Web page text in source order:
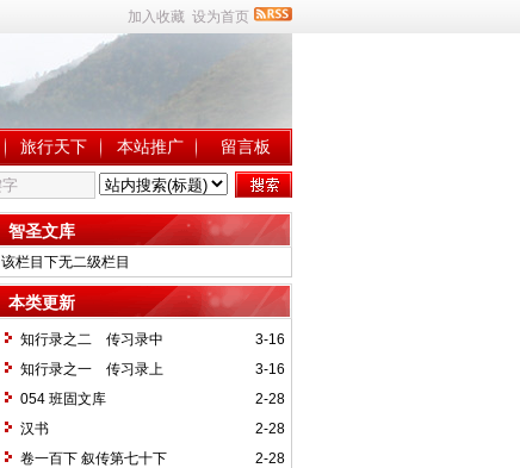
加入收藏 设为首页
旅行天下 本站推广 留言板
智圣文库
该栏目下无二级栏目
本类更新
3-16
知行录之二 传习录中
3-16
知行录之一 传习录上
2-28
054 班固文库
2-28
汉书
2-28
卷一百下 叙传第七十下